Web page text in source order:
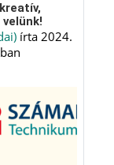
írta 2024.